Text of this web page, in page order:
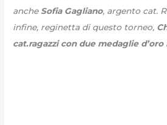
ancheSofia Gagliano, argento cat.
infine, reginetta di questo torneo,
cat.ragazzi con due medaglie d’oro